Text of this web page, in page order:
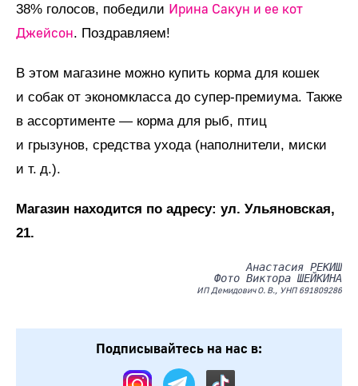
38% голосов, победили Ирина Сакун и ее кот
Джейсон. Поздравляем!
В этом магазине можно купить корма для кошек
и собак от экономкласса до супер-премиума. Также
в ассортименте — корма для рыб, птиц
и грызунов, средства ухода (наполнители, миски
и т. д.).
Магазин находится по адресу: ул. Ульяновская,
21.
Анастасия РЕКИШ
Фото Виктора ШЕЙКИНА
ИП Демидович О. В., УНП 691809286
Подписывайтесь на нас в: